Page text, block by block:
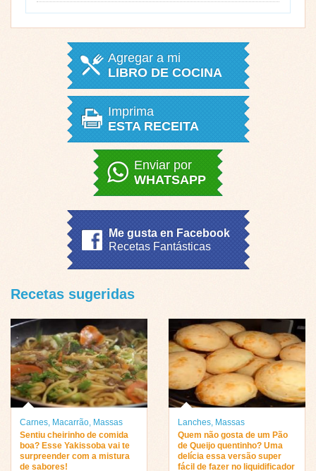
Agregar a mi
LIBRO DE COCINA
Imprima
ESTA RECEITA
Enviar por
WHATSAPP
Me gusta en Facebook
Recetas Fantásticas
Recetas sugeridas
Carnes, Macarrão, Massas
Sentiu cheirinho de comida
boa? Esse Yakissoba vai te
surpreender com a mistura
de sabores!
Lanches, Massas
Quem não gosta de um Pão
de Queijo quentinho? Uma
delícia essa versão super
fácil de fazer no liquidificador